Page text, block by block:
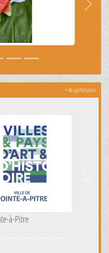
Suivant
DRAJES
+ de partenaires